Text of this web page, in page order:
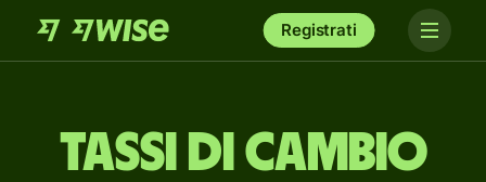
Registrati
Tassi di cambio